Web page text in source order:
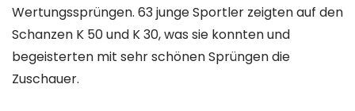
Wertungssprüngen. 63 junge Sportler zeigten auf den
Schanzen K 50 und K 30, was sie konnten und
begeisterten mit sehr schönen Sprüngen die
Zuschauer.